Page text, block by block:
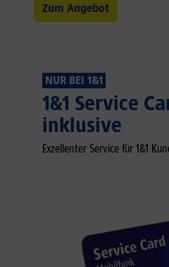
Zum Angebot
NUR BEI 1&1
1&1 Service
inklusive
Exzellenter Service für 1&1